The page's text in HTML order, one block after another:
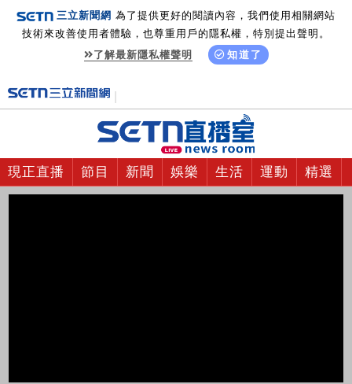
三立新聞網 為了提供更好的閱讀內容，我們使用相關網站
技術來改善使用者體驗，也尊重用戶的隱私權，特別提出聲明。
了解最新隱私權聲明
知道了
現正直播 節目 新聞 娛樂 生活 運動 精選